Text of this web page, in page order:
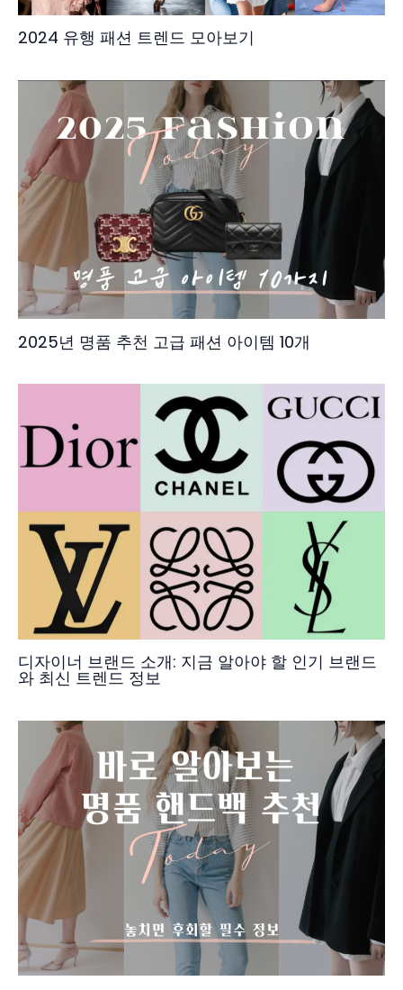
2024 유행 패션 트렌드 모아보기
2025년 명품 추천 고급 패션 아이템 10개
디자이너 브랜드 소개: 지금 알아야 할 인기 브랜드
와 최신 트렌드 정보